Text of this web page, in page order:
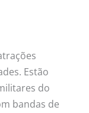
Estão
do
bandas de